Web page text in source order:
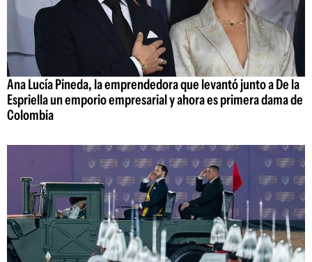
Ana Lucía Pineda, la emprendedora que levantó junto a De la
Espriella un emporio empresarial y ahora es primera dama de
Colombia